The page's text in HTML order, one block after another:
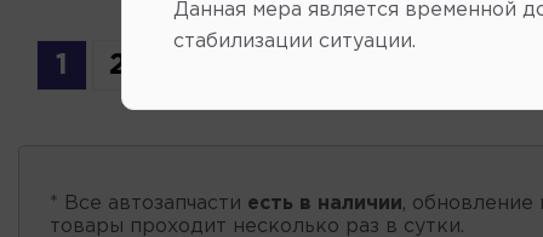
1 2
* Все автозапчасти есть в наличии, обновление
товары проходит несколько раз в сутки.
Данная мера является временной
стабилизации ситуации.